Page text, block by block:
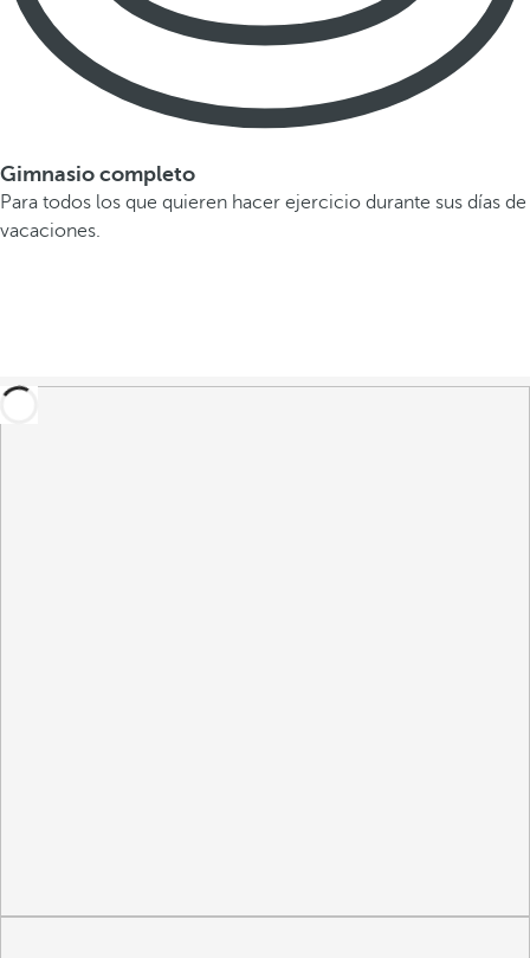
Gimnasio completo
Para todos los que quieren hacer ejercicio durante sus días de
vacaciones.